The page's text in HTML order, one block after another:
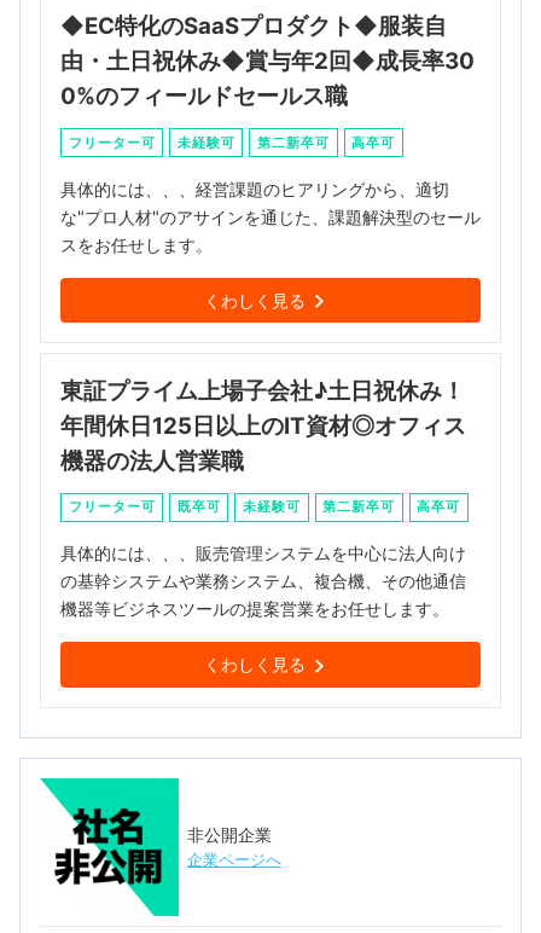
◆EC特化のSaaSプロダクト◆服装自
由・土日祝休み◆賞与年2回◆成長率30
0%のフィールドセールス職
フリーター可 未経験可 第二新卒可 高卒可
具体的には、、、経営課題のヒアリングから、適切
な"プロ人材"のアサインを通じた、課題解決型のセール
スをお任せします。
くわしく見る
東証プライム上場子会社♪土日祝休み！
年間休日125日以上のIT資材◎オフィス
機器の法人営業職
フリーター可 既卒可 未経験可 第二新卒可 高卒可
具体的には、、、販売管理システムを中心に法人向け
の基幹システムや業務システム、複合機、その他通信
機器等ビジネスツールの提案営業をお任せします。
くわしく見る
非公開企業
企業ページへ